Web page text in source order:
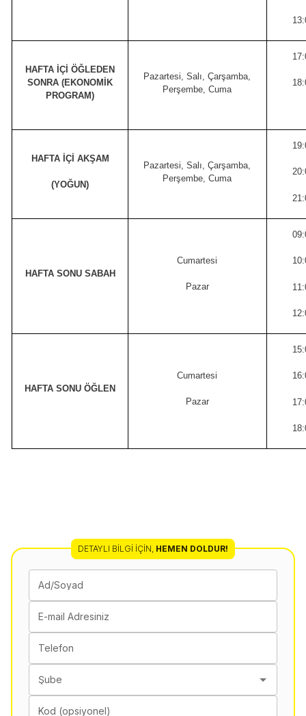
HAFTA İÇİ ÖĞLEDEN
SONRA (EKONOMİK
PROGRAM)
Pazartesi, Salı, Çarşamba,
Perşembe, Cuma
HAFTA İÇİ AKŞAM
(YOĞUN)
Pazartesi, Salı, Çarşamba,
Perşembe, Cuma
HAFTA SONU SABAH
Cumartesi
Pazar
HAFTA SONU ÖĞLEN
Cumartesi
Pazar
DETAYLI BILGI İÇIN HEMEN DOLDUR!
Ad/Soyad
E-mail Adresiniz
Telefon
Şube
Kod (opsiyonel)